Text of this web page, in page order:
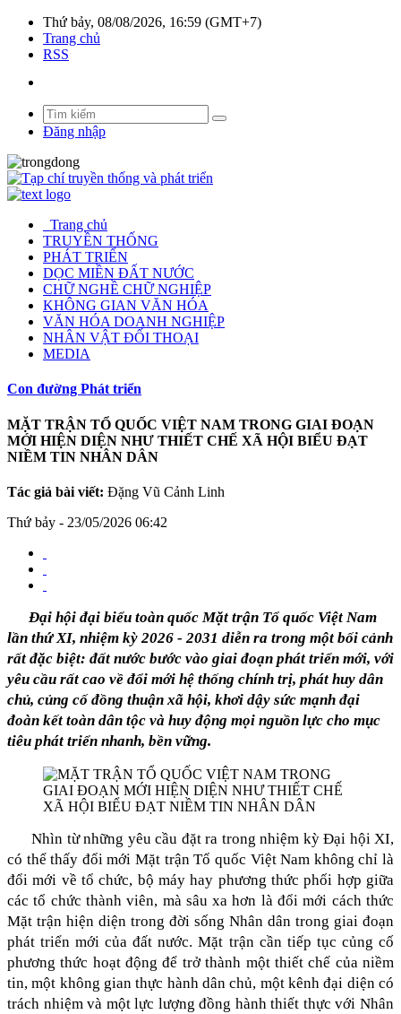
Thứ bảy, 08/08/2026, 16:59 (GMT+7)
Trang chủ
RSS
Đăng nhập
Trang chủ
TRUYỀN THỐNG
PHÁT TRIỂN
DỌC MIỀN ĐẤT NƯỚC
CHỮ NGHỀ CHỮ NGHIỆP
KHÔNG GIAN VĂN HÓA
VĂN HÓA DOANH NGHIỆP
NHÂN VẬT ĐỐI THOẠI
MEDIA
Con đường Phát triển
MẶT TRẬN TỔ QUỐC VIỆT NAM TRONG GIAI ĐOẠN
MỚI HIỆN DIỆN NHƯ THIẾT CHẾ XÃ HỘI BIỂU ĐẠT
NIỀM TIN NHÂN DÂN
Tác giả bài viết: Đặng Vũ Cảnh Linh
Thứ bảy - 23/05/2026 06:42
Đại hội đại biểu toàn quốc Mặt trận Tổ quốc Việt Nam
lần thứ XI, nhiệm kỳ 2026 - 2031 diễn ra trong một bối cảnh
rất đặc biệt: đất nước bước vào giai đoạn phát triển mới, với
yêu cầu rất cao về đổi mới hệ thống chính trị, phát huy dân
chủ, củng cố đồng thuận xã hội, khơi dậy sức mạnh đại
đoàn kết toàn dân tộc và huy động mọi nguồn lực cho mục
tiêu phát triển nhanh, bền vững.
Nhìn từ những yêu cầu đặt ra trong nhiệm kỳ Đại hội XI,
có thể thấy đổi mới Mặt trận Tổ quốc Việt Nam không chỉ là
đổi mới về tổ chức, bộ máy hay phương thức phối hợp giữa
các tổ chức thành viên, mà sâu xa hơn là đổi mới cách thức
Mặt trận hiện diện trong đời sống Nhân dân trong giai đoạn
phát triển mới của đất nước. Mặt trận cần tiếp tục củng cố
phương thức hoạt động để trở thành một thiết chế của niềm
tin, một không gian thực hành dân chủ, một kênh đại diện có
trách nhiệm và một lực lượng đồng hành thiết thực với Nhân